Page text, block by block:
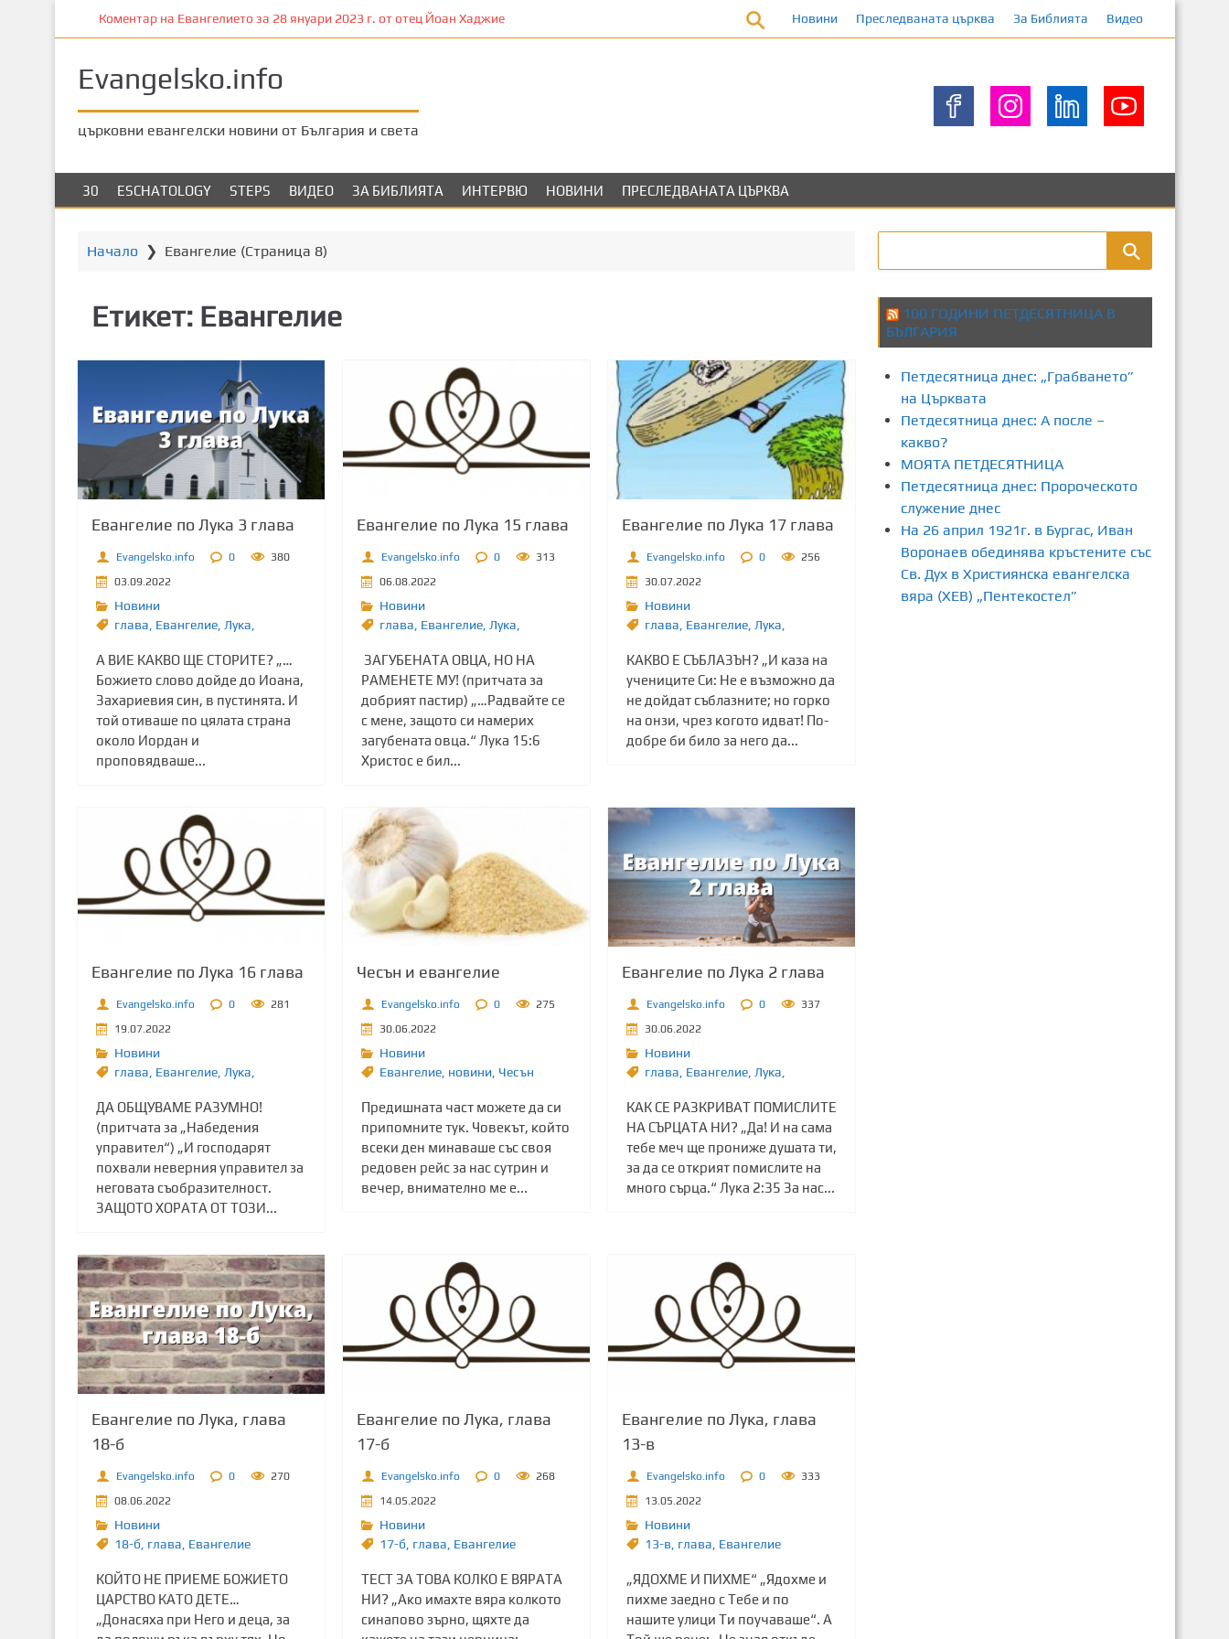
к
Коментар на Евангелието за 28 януари 2023 г. от отец Йоан Хаджие Новини Преследваната църква За Библията Видео
Evangelsko.info
църковни евангелски новини от България и света
30 ESCHATOLOGY STEPS ВИДЕО ЗА БИБЛИЯТА ИНТЕРВЮ НОВИНИ ПРЕСЛЕДВАНАТА ЦЪРКВА
Начало ❯ Евангелие (Страница 8)
Етикет: Евангелие
Евангелие по Лука 3 глава
Evangelsko.info 0
380
03.09.2022
Новини
глава Евангелие, Лука,
А ВИЕ КАКВО ЩЕ СТОРИТЕ? „…
Божието слово дойде до Иоана,
Захариевия син, в пустинята. И
той отиваше по цялата страна
около Иордан и
проповядваше...
Евангелие по Лука 15 глава
Evangelsko.info 0
313
06.08.2022
Новини
глава Евангелие, Лука,
ЗАГУБЕНАТА ОВЦА, НО НА
РАМЕНЕТЕ МУ! (притчата за
добрият пастир) „…Радвайте се
с мене, защото си намерих
загубената овца.“ Лука 15:6
Христос е бил...
Евангелие по Лука 17 глава
Evangelsko.info 0
256
30.07.2022
Новини
глава Евангелие, Лука,
КАКВО Е СЪБЛАЗЪН? „И каза на
учениците Си: Не е възможно да
не дойдат съблазните; но горко
на онзи, чрез когото идват! По-
добре би било за него да...
Евангелие по Лука 16 глава
Evangelsko.info 0
281
19.07.2022
Новини
глава Евангелие, Лука,
ДА ОБЩУВАМЕ РАЗУМНО!
(притчата за „Набедения
управител“) „И господарят
похвали неверния управител за
неговата съобразителност.
ЗАЩОТО ХОРАТА ОТ ТОЗИ...
Чесън и евангелие
Evangelsko.info 0
275
30.06.2022
Новини
Евангелие, новини, Чесън
Предишната част можете да си
припомните тук. Човекът, който
всеки ден минаваше със своя
редовен рейс за нас сутрин и
вечер, внимателно ме е...
Евангелие по Лука 2 глава
Evangelsko.info 0
337
30.06.2022
Новини
глава Евангелие, Лука,
КАК СЕ РАЗКРИВАТ ПОМИСЛИТЕ
НА СЪРЦАТА НИ? „Да! И на сама
тебе меч ще прониже душата ти,
за да се открият помислите на
много сърца.“ Лука 2:35 За нас...
Евангелие по Лука, глава
18-б
Evangelsko.info 0
270
08.06.2022
Новини
18-б, глава, Евангелие
КОЙТО НЕ ПРИЕМЕ БОЖИЕТО
ЦАРСТВО КАТО ДЕТЕ…
„Донасяха при Него и деца, за
Евангелие по Лука, глава
17-б
Evangelsko.info 0
268
14.05.2022
Новини
17-б, глава, Евангелие
ТЕСТ ЗА ТОВА КОЛКО Е ВЯРАТА
НИ? „Ако имахте вяра колкото
синапово зърно, щяхте да
Евангелие по Лука, глава
13-в
Evangelsko.info 0
333
13.05.2022
Новини
13-в, глава, Евангелие
„ЯДОХМЕ И ПИХМЕ“ „Ядохме и
пихме заедно с Тебе и по
нашите улици Ти поучаваше“. А
100 ГОДИНИ ПЕТДЕСЯТНИЦА В
БЪЛГАРИЯ
Петдесятница днес: „Грабването”
на Църквата
Петдесятница днес: А после –
какво?
МОЯТА ПЕТДЕСЯТНИЦА
Петдесятница днес: Пророческото
служение днес
На 26 април 1921г. в Бургас, Иван
Воронаев обединява кръстените със
Св. Дух в Християнска евангелска
вяра (ХЕВ) „Пентекостел”